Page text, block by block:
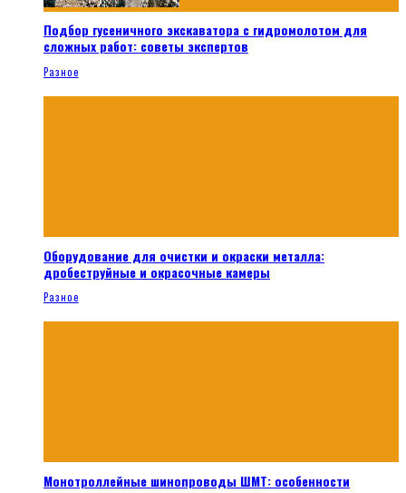
Подбор гусеничного экскаватора с гидромолотом для
сложных работ: советы экспертов
Разное
Оборудование для очистки и окраски металла:
дробеструйные и окрасочные камеры
Разное
Монотроллейные шинопроводы ШМТ: особенности